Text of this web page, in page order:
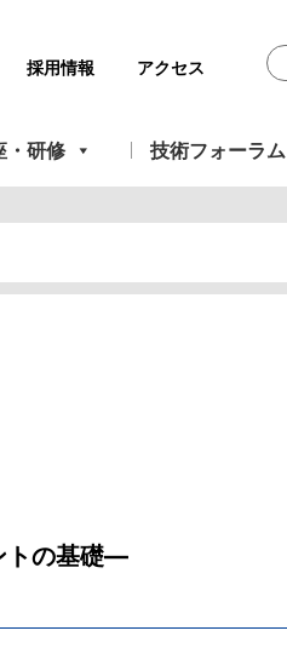
採用情報 アクセス
・研修 技術フォーラム
トの基礎―